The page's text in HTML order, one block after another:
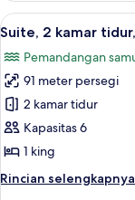
View)
Deluks,
1
Tidur
King
(Intracoastal
View)
Lihat
semua
foto
untuk
Suite,
2
kamar
pemandangan
9
Suite, 2 kamar
Pemandangan
91 meter persegi
2 kamar tidur
Kapasitas 6
1 king
Rincian selengkapnya
Rincian